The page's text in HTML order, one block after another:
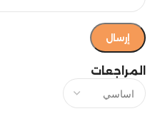
المراجعات